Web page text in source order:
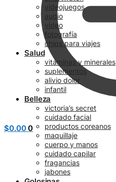
$0.00 0
videojuegos
audio
video
fotografía
chips para viajes
Salud
vitaminas y minerales
suplementos
alivio dolor
infantil
Belleza
victoria’s secret
cuidado facial
productos coreanos
maquillaje
cuerpo y manos
cuidado capilar
fragancias
jabones